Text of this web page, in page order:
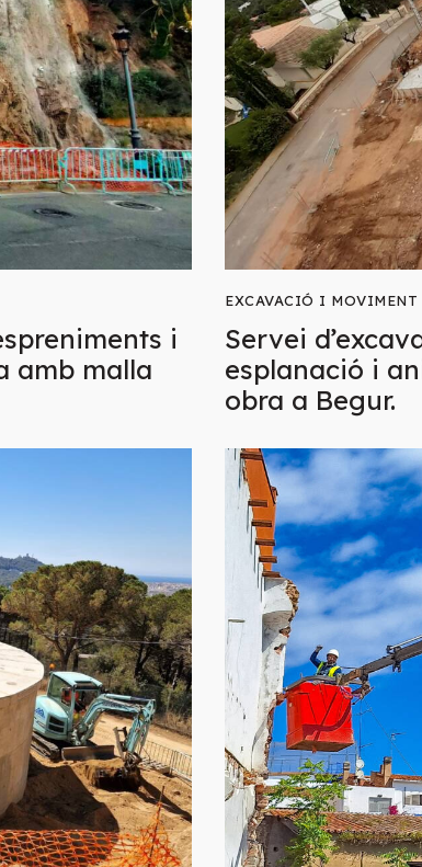
i
amb malla
EXCAVACIÓ I MOVIMENT
Servei
esplanació i
obra a Begur.